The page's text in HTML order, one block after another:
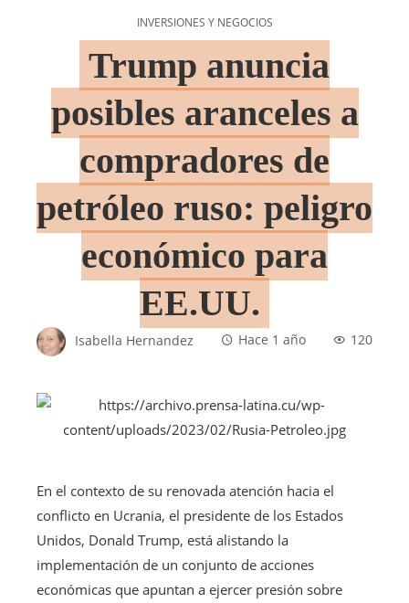
INVERSIONES Y NEGOCIOS
Trump anuncia
posibles aranceles a
compradores de
petróleo ruso: peligro
económico para
EE.UU.
Isabella Hernandez Hace 1 año 120
En el contexto de su renovada atención hacia el
conflicto en Ucrania, el presidente de los Estados
Unidos, Donald Trump, está alistando la
implementación de un conjunto de acciones
económicas que apuntan a ejercer presión sobre